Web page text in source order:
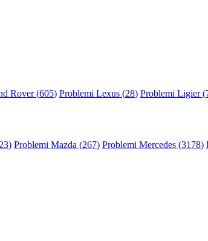
Rover (605) Problemi Lexus (28) Problemi Ligier (
23) Problemi Mazda (267) Problemi Mercedes (3178)